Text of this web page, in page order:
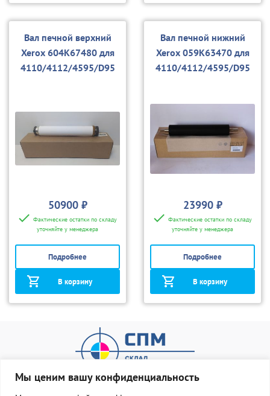
Мы ценим вашу конфиденциальность
Вал печной верхний
Xerox 604K67480 для
4110/4112/4595/D95
50900 ₽
Фактические остатки по складу
уточняйте у менеджера
Подробнее
В корзину
Вал печной нижний
Xerox 059K63470 для
4110/4112/4595/D95
23990 ₽
Фактические остатки по складу
уточняйте у менеджера
Подробнее
В корзину